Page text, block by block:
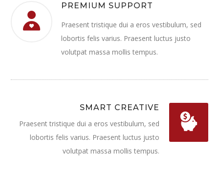
PREMIUM SUPPORT
Praesent tristique dui a eros vestibulum, sed
lobortis felis varius. Praesent luctus justo
volutpat massa mollis tempus.
SMART CREATIVE
Praesent tristique dui a eros vestibulum, sed
lobortis felis varius. Praesent luctus justo
volutpat massa mollis tempus.